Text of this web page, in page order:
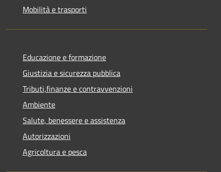
Mobilità e trasporti
Educazione e formazione
Giustizia e sicurezza pubblica
Tributi,finanze e contravvenzioni
Ambiente
Salute, benessere e assistenza
Autorizzazioni
Agricoltura e pesca